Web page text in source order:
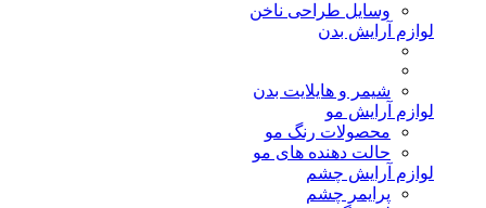
وسایل طراحی ناخن
لوازم آرایش بدن
شیمر و هایلایت بدن
لوازم آرایش مو
محصولات رنگ مو
حالت دهنده های مو
لوازم آرایش چشم
پرایمر چشم